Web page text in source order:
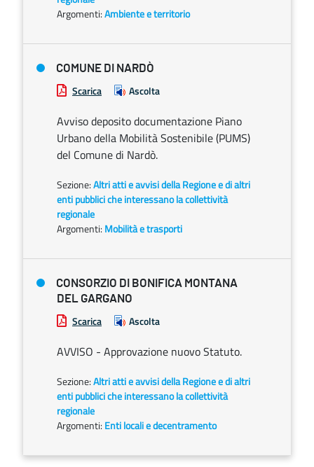
Argomenti:Ambiente e territorio
COMUNE DI NARDÒ
Scarica Ascolta
Avviso deposito documentazione Piano
Urbano della Mobilità Sostenibile (PUMS)
del Comune di Nardò.
Sezione:Altri atti e avvisi della Regione e di altri
enti pubblici che interessano la collettività
regionale
Argomenti: Mobilità e trasporti
CONSORZIO DI BONIFICA MONTANA
DEL GARGANO
Scarica Ascolta
AVVISO - Approvazione nuovo Statuto.
Sezione:Altri atti e avvisi della Regione e di altri
enti pubblici che interessano la collettività
regionale
Argomenti: Enti locali e decentramento